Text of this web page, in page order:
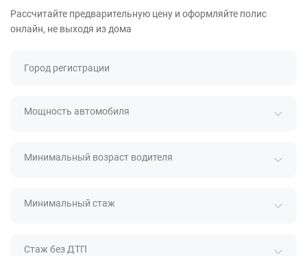
Рассчитайте предварительную цену и оформляйте полис
онлайн, не выходя из дома
Город регистрации
Мощность автомобиля
Минимальный возраст водителя
Минимальный стаж
Стаж без ДТП